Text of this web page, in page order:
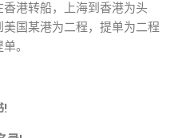
港转船，上海到香港为头
国某港为二程，提单为二程
。
!